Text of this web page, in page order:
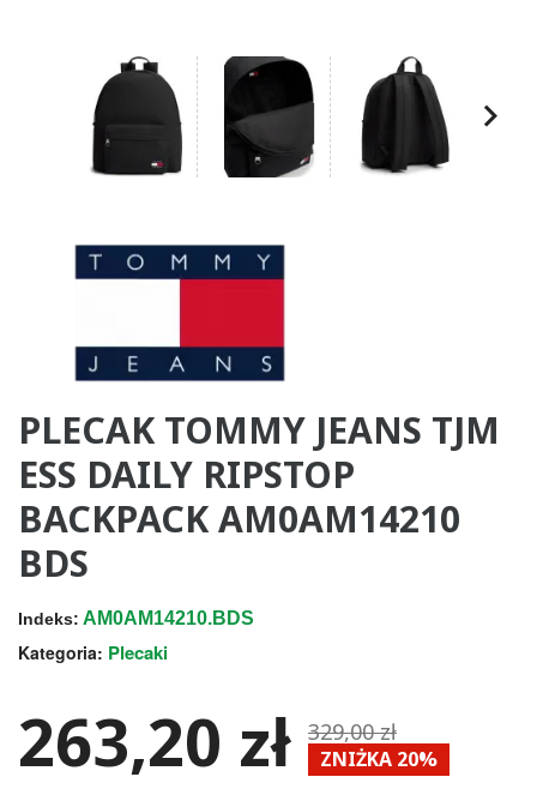
PLECAK TOMMY JEANS TJM
ESS DAILY RIPSTOP
BACKPACK AM0AM14210
BDS
Indeks: AM0AM14210.BDS
Kategoria: Plecaki
263,20 zł 329,00 zł
ZNIŻKA 20%